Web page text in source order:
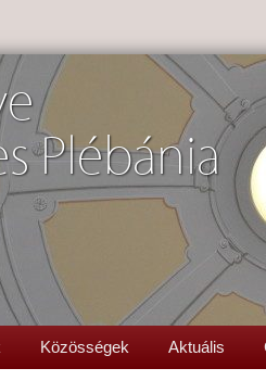
Plébánia
Közösségek Aktuális